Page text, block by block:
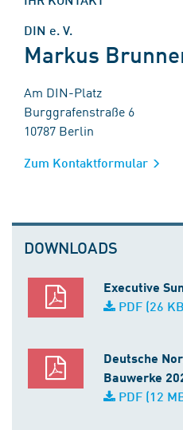
DIN e. V.
Markus
Am DIN-Platz
Burggrafenstraße 6
10787 Berlin
Zum Kontaktformular
DOWNLOADS
Executive
PDF (26
Deutsche
Bauwerke
PDF (12